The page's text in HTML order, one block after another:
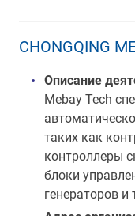
CHONGQING
Описание
Mebay Tech
таких как
контроллеры
блоки
генераторов и